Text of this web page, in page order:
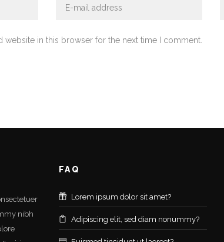
website in this browser for the next time I comment.
nibh
FAQ
Lorem ipsum dolor sit amet?
Adipiscing elit, sed diam nonummy?